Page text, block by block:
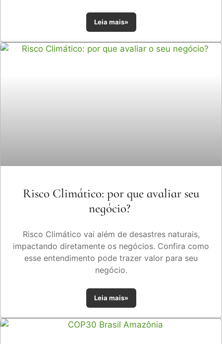
Leia mais»
Risco Climático: por que avaliar seu
negócio?
Risco Climático vai além de desastres naturais,
impactando diretamente os negócios. Confira como
esse entendimento pode trazer valor para seu
negócio.
Leia mais»